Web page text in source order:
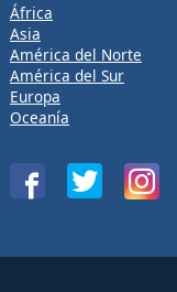
África
Asia
América del Norte
América del Sur
Europa
Oceanía